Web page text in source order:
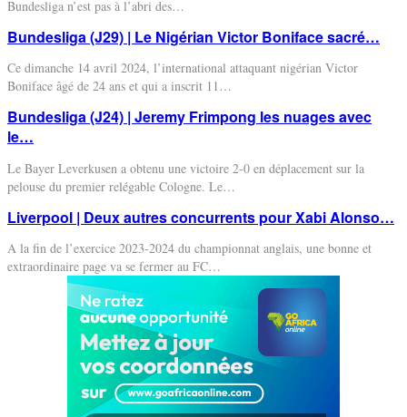
Bundesliga n’est pas à l’abri des…
Bundesliga (J29) | Le Nigérian Victor Boniface sacré…
Ce dimanche 14 avril 2024, l’international attaquant nigérian Victor
Boniface âgé de 24 ans et qui a inscrit 11…
Bundesliga (J24) | Jeremy Frimpong les nuages avec
le…
Le Bayer Leverkusen a obtenu une victoire 2-0 en déplacement sur la
pelouse du premier relégable Cologne. Le…
Liverpool | Deux autres concurrents pour Xabi Alonso…
A la fin de l’exercice 2023-2024 du championnat anglais, une bonne et
extraordinaire page va se fermer au FC…